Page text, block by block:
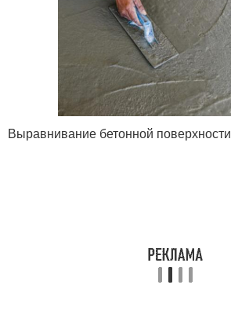
Выравнивание бетонной поверхности